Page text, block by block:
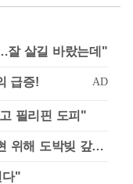
잘 살길 바랐는데"
필리핀 도피"
차가원 "MC몽에 400억 뜯겨…백현 위해 도박빚 갚아줘"
다"